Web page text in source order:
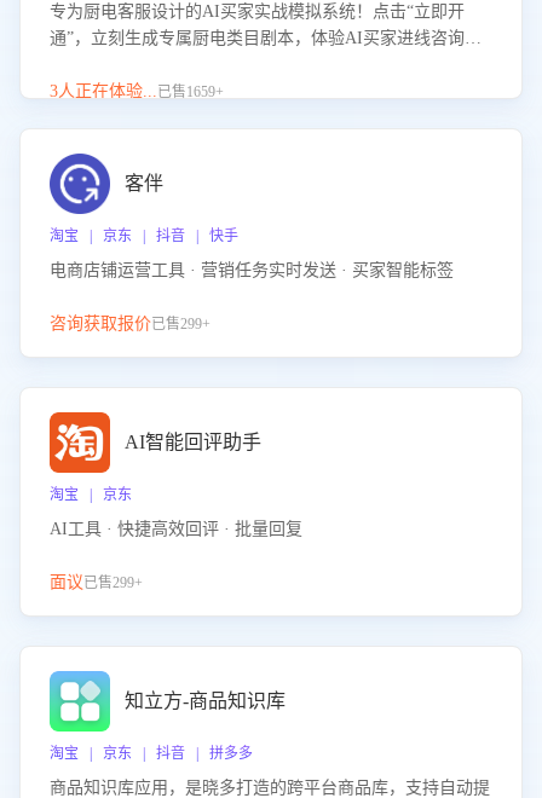
专为厨电客服设计的AI买家实战模拟系统！点击“立即开
通”，立刻生成专属厨电类目剧本，体验AI买家进线咨询真
实场景应对技巧！
3人正在体验...已售1659+
客伴
淘宝 | 京东 | 抖音 | 快手
电商店铺运营工具 · 营销任务实时发送 · 买家智能标签
咨询获取报价已售299+
AI智能回评助手
淘宝 | 京东
AI工具 · 快捷高效回评 · 批量回复
面议已售299+
知立方-商品知识库
淘宝 | 京东 | 抖音 | 拼多多
商品知识库应用，是晓多打造的跨平台商品库，支持自动提